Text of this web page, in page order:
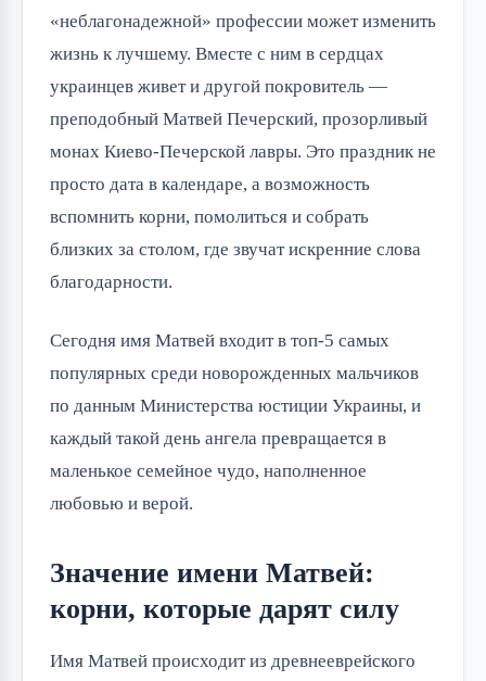
«неблагонадежной» профессии может изменить
жизнь к лучшему. Вместе с ним в сердцах
украинцев живет и другой покровитель —
преподобный Матвей Печерский, прозорливый
монах Киево-Печерской лавры. Это праздник не
просто дата в календаре, а возможность
вспомнить корни, помолиться и собрать
близких за столом, где звучат искренние слова
благодарности.
Сегодня имя Матвей входит в топ-5 самых
популярных среди новорожденных мальчиков
по данным Министерства юстиции Украины, и
каждый такой день ангела превращается в
маленькое семейное чудо, наполненное
любовью и верой.
Значение имени Матвей:
корни, которые дарят силу
Имя Матвей происходит из древнееврейского